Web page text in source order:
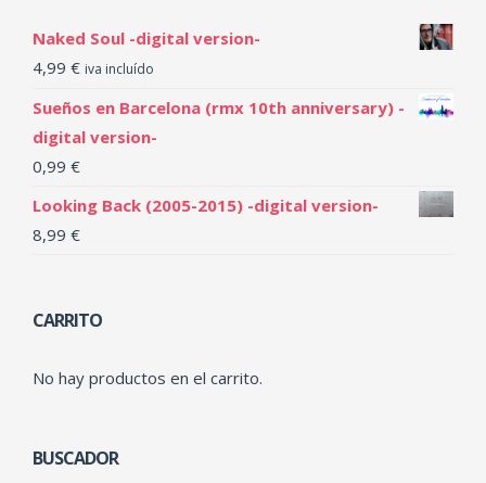
Naked Soul -digital version-
4,99 € iva incluído
Sueños en Barcelona (rmx 10th anniversary) -
digital version-
0,99 €
Looking Back (2005-2015) -digital version-
8,99 €
CARRITO
No hay productos en el carrito.
BUSCADOR